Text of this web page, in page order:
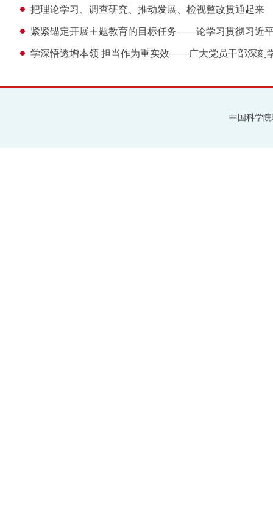
把理论学习、调查研究、推动发展、检视整改贯通起来
紧紧锚定开展主题教育的目标任务——论学习贯彻习近
学深悟透增本领 担当作为重实效——广大党员干部深刻
中国科学